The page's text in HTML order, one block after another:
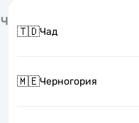
Ч
🇹🇩Чад
🇲🇪Черногория